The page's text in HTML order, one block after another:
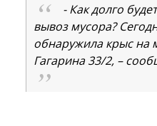
- Как долго
вывоз мусора?
обнаружила крыс на
Гагарина 33/2, –